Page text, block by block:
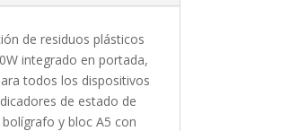
de residuos plásticos
integrado en portada,
todos los dispositivos
de estado de
y bloc A5 con